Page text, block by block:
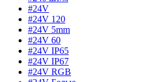
#24V
#24V 120
#24V 5mm
#24V 60
#24V IP65
#24V IP67
#24V RGB